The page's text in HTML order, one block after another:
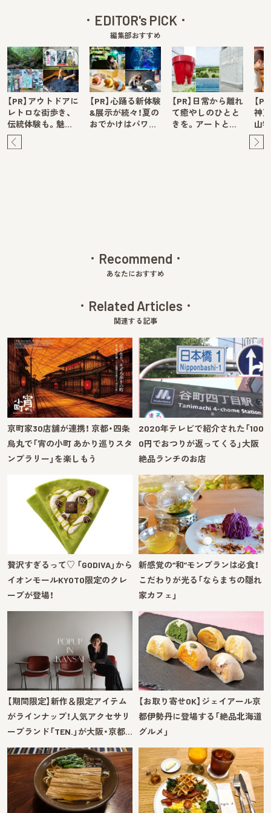
EDITOR's PICK
編集部おすすめ
【PR】アウトドアに
レトロな街歩き、
伝統体験も。魅…
【PR】心踊る新体験
&展示が続々！夏の
おでかけはパワ…
【PR】日常から離れ
て癒やしのひとと
きを。アートと…
【
神
山
Recommend
あなたにおすすめ
Related Articles
関連する記事
京町家30店舗が連携！ 京都・四条
烏丸で「宵の小町 あかり巡りスタ
ンプラリー」を楽しもう
2020年テレビで紹介された「100
0円でおつりが返ってくる」大阪
絶品ランチのお店
贅沢すぎるって♡ 「GODIVA」から
イオンモールKYOTO限定のクレ
ープが登場！
新感覚の“和”モンブランは必食！
こだわりが光る「ならまちの隠れ
家カフェ」
【期間限定】新作＆限定アイテム
がラインナップ！人気アクセサリ
ーブランド「TEN.」が大阪・京都…
【お取り寄せOK】ジェイアール京
都伊勢丹に登場する「絶品北海道
グルメ」